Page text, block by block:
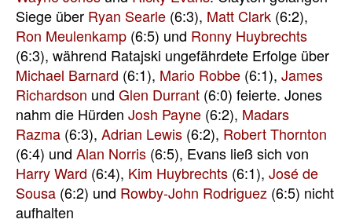
Siege über Ryan Searle (6:3), Matt Clark (6:2),
Ron Meulenkamp (6:5) und Ronny Huybrechts
(6:3), während Ratajski ungefährdete Erfolge über
Michael Barnard (6:1), Mario Robbe (6:1), James
Richardson und Glen Durrant (6:0) feierte. Jones
nahm die Hürden Josh Payne (6:2), Madars
Razma (6:3), Adrian Lewis (6:2), Robert Thornton
(6:4) und Alan Norris (6:5), Evans ließ sich von
Harry Ward (6:4), Kim Huybrechts (6:1), José de
Sousa (6:2) und Rowby-John Rodriguez (6:5) nicht
aufhalten